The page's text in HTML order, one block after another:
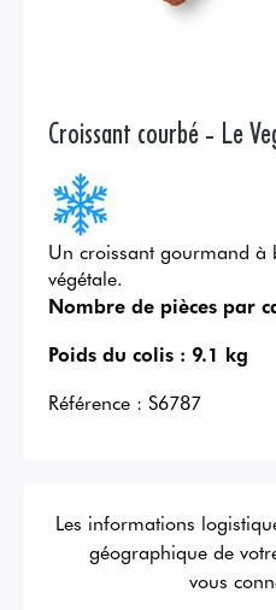
Croissant courbé - Le
Un croissant gourmand à
végétale.
Nombre de pièces par
Poids du colis : 9.1 kg
Référence : S6787
Les informations
géographique de
vous